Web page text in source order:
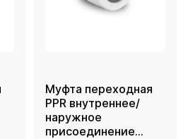
Муфта переходная
PPR внутреннее/
наружное
присоединение